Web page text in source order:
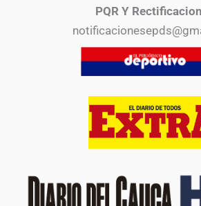
PQR Y